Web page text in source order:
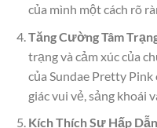
của mình một cách rõ
Tăng Cường Tâm
trạng và cảm xúc của
của Sundae Pretty
giác vui vẻ, sảng khoái
Kích Thích Sự Hấp